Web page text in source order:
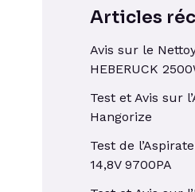
Articles
Avis sur le
HEBERUCK
Test et Avis sur
Hangorize
Test de
14,8V 9700PA